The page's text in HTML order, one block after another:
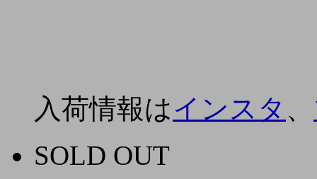
入荷情報はインスタ 、
SOLD OUT